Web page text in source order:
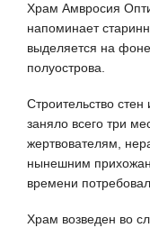
Храм Амвросия
напоминает
выделяется на
полуострова.
Строительство
заняло всего три
жертвователям,
нынешним
времени
Храм возведен во